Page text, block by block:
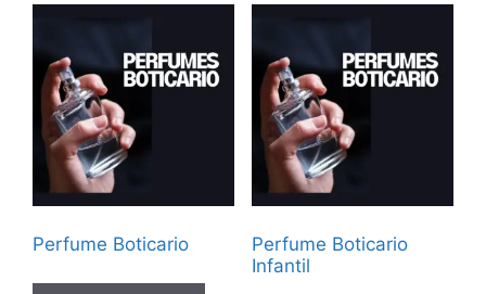
Perfume Boticario
Perfume Boticario
Infantil